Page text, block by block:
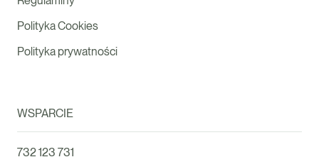
Polityka Cookies
Polityka prywatności
WSPARCIE
732 123 731